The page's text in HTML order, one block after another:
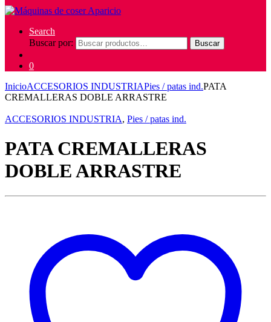
Search
Buscar por:
Buscar
0
InicioACCESORIOS INDUSTRIAPies / patas ind.PATA
CREMALLERAS DOBLE ARRASTRE
ACCESORIOS INDUSTRIA, Pies / patas ind.
PATA CREMALLERAS
DOBLE ARRASTRE